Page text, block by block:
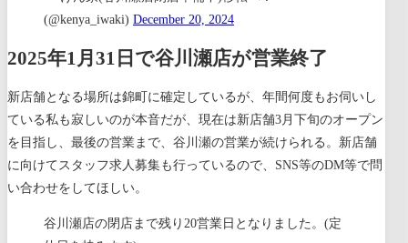
(@kenya_iwaki) December 20, 2024
2025年1月31日で谷川瀬店が営業終了
新店舗となる場所は錦町に確定しているが、年間何度もお伺いし
ている私も寂しいのが本音だが、現在は新店舗3月下旬のオープン
を目指し、最後の営業まで、谷川瀬の営業が続けられる。新店舗
に向けてスタッフ求人募集も行っているので、SNS等のDM等で問
い合わせをしてほしい。
谷川瀬店の閉店まで残り20営業日となりました。(定